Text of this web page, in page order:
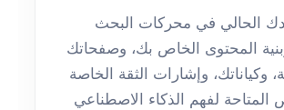
الحالي في محركات البحث
وبنية المحتوى الخاص بك، وصفحاتك
وكياناتك، وإشارات الثقة الخاصة
المتاحة لفهم الذكاء الاصطناعي